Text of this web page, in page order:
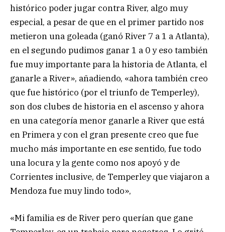
histórico poder jugar contra River, algo muy
especial, a pesar de que en el primer partido nos
metieron una goleada (ganó River 7 a 1 a Atlanta),
en el segundo pudimos ganar 1 a 0 y eso también
fue muy importante para la historia de Atlanta, el
ganarle a River», añadiendo, «ahora también creo
que fue histórico (por el triunfo de Temperley),
son dos clubes de historia en el ascenso y ahora
en una categoría menor ganarle a River que está
en Primera y con el gran presente creo que fue
mucho más importante en ese sentido, fue todo
una locura y la gente como nos apoyó y de
Corrientes inclusive, de Temperley que viajaron a
Mendoza fue muy lindo todo»,
«Mi familia es de River pero querían que gane